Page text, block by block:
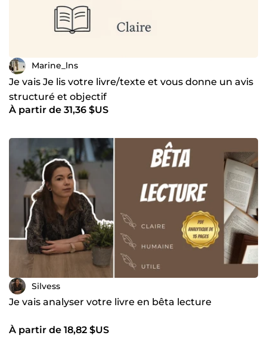
Marine_lns
Je vais Je lis votre livre/texte et vous donne un avis
structuré et objectif
À partir de 31,36 $US
Silvess
Je vais analyser votre livre en bêta lecture
À partir de 18,82 $US